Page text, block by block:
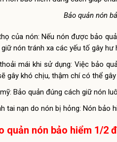
Bảo quản nón
của nón: Nếu nón được bảo
nón tránh xa các yếu tố gây
mái khi sử dụng: Việc bảo
gây khó chịu, thậm chí có thể
Bảo quản đúng cách giữ nón
tai nạn do nón bị hỏng: Nón bảo
quản nón bảo hiểm 1/2